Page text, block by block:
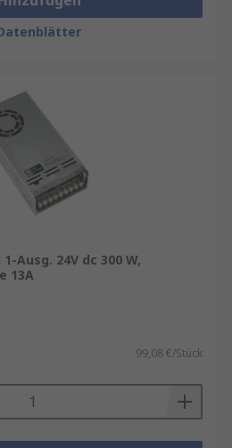
Ausg. 24V dc 300 W,
13A
99,08 €/Stück